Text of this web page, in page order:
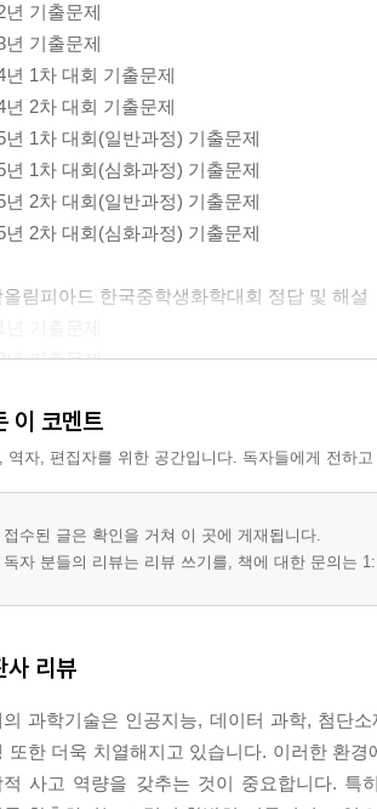
년 기출문제
년 기출문제
년 1차 대회 기출문제
년 2차 대회 기출문제
년 1차 대회(일반과정) 기출문제
년 1차 대회(심화과정) 기출문제
년 2차 대회(일반과정) 기출문제
년 2차 대회(심화과정) 기출문제
올림피아드 한국중학생화학대회 정답 및 해설
년 기출문제
년 1차 대회 기출문제
년 2차 대회 기출문제
년 2차 대회(일반과정) 기출문제
이 코멘트
역자, 편집자를 위한 공간입니다. 독자들에게 전하
접수된 글은 확인을 거쳐 이 곳에 게재됩니다.
독자 분들의 리뷰는 리뷰 쓰기를, 책에 대한 문의는
사 리뷰
의 과학기술은 인공지능, 데이터 과학, 첨단
또한 더욱 치열해지고 있습니다. 이러한 환
적 사고 역량을 갖추는 것이 중요합니다. 특